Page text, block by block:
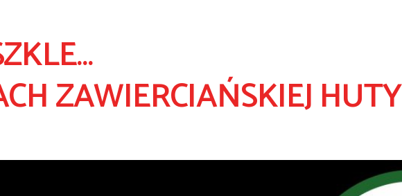
ZAWIERCIAŃSKIEJ HUTY